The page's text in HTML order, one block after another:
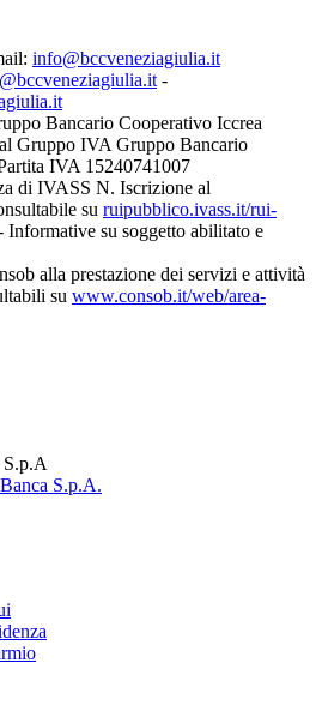
info@bccveneziagiulia.it
-
Bancario Cooperativo Iccrea
Gruppo IVA Gruppo Bancario
IVA 15240741007
di IVASS N. Iscrizione al
su ruipubblico.ivass.it/rui-
Informative su soggetto abilitato e
alla prestazione dei servizi e attività
su www.consob.it/web/area-
S.p.A.